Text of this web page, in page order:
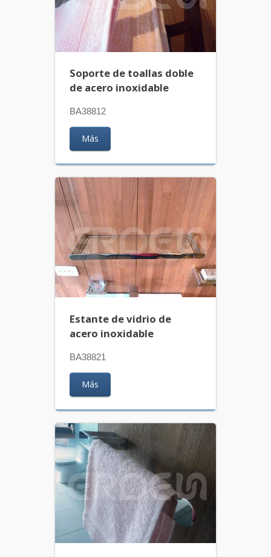
Soporte de toallas doble
de acero inoxidable
BA38812
Más
Estante de vidrio de
acero inoxidable
BA38821
Más